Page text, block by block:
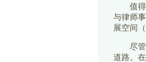
值得注
与律师
展空间
尽管前
道路。